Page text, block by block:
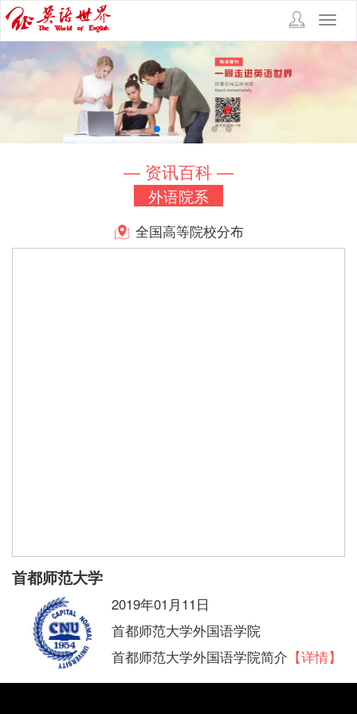
— 资讯百科 —
外语院系
全国高等院校分布
首都师范大学
2019年01月11日
首都师范大学外国语学院
首都师范大学外国语学院简介 【详情】